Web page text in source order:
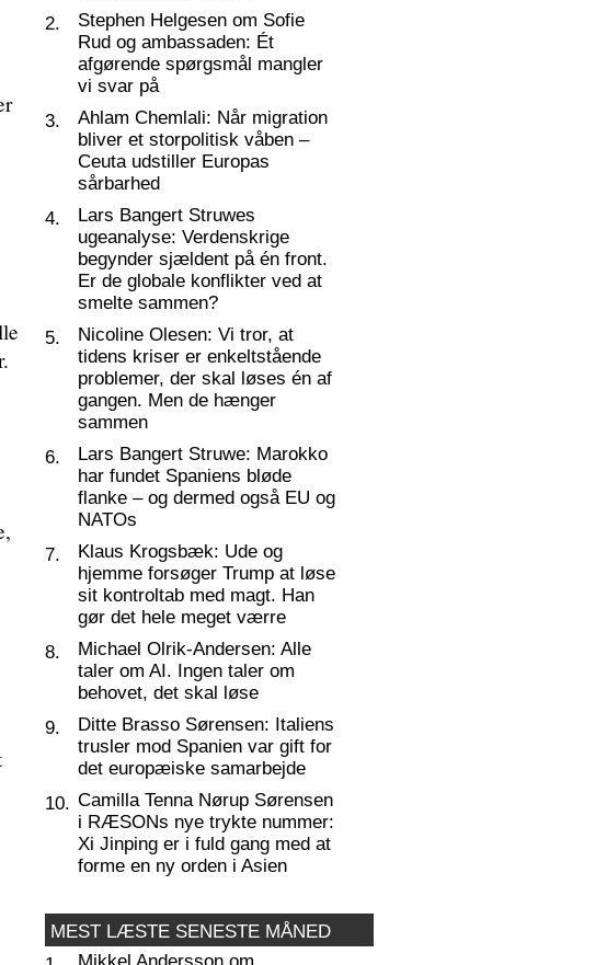
2.
Stephen Helgesen om Sofie
Rud og ambassaden: Ét
afgørende spørgsmål mangler
vi svar på
3.
Ahlam Chemlali: Når migration
bliver et storpolitisk våben –
Ceuta udstiller Europas
sårbarhed
4.
Lars Bangert Struwes
ugeanalyse: Verdenskrige
begynder sjældent på én front.
Er de globale konflikter ved at
smelte sammen?
5.
Nicoline Olesen: Vi tror, at
tidens kriser er enkeltstående
problemer, der skal løses én af
gangen. Men de hænger
sammen
6.
Lars Bangert Struwe: Marokko
har fundet Spaniens bløde
flanke – og dermed også EU og
NATOs
7.
Klaus Krogsbæk: Ude og
hjemme forsøger Trump at løse
sit kontroltab med magt. Han
gør det hele meget værre
8.
Michael Olrik-Andersen: Alle
taler om AI. Ingen taler om
behovet, det skal løse
9.
Ditte Brasso Sørensen: Italiens
trusler mod Spanien var gift for
det europæiske samarbejde
10. Camilla Tenna Nørup Sørensen
i RÆSONs nye trykte nummer:
Xi Jinping er i fuld gang med at
forme en ny orden i Asien
MEST LÆSTE SENESTE MÅNED
Mikkel Andersson om